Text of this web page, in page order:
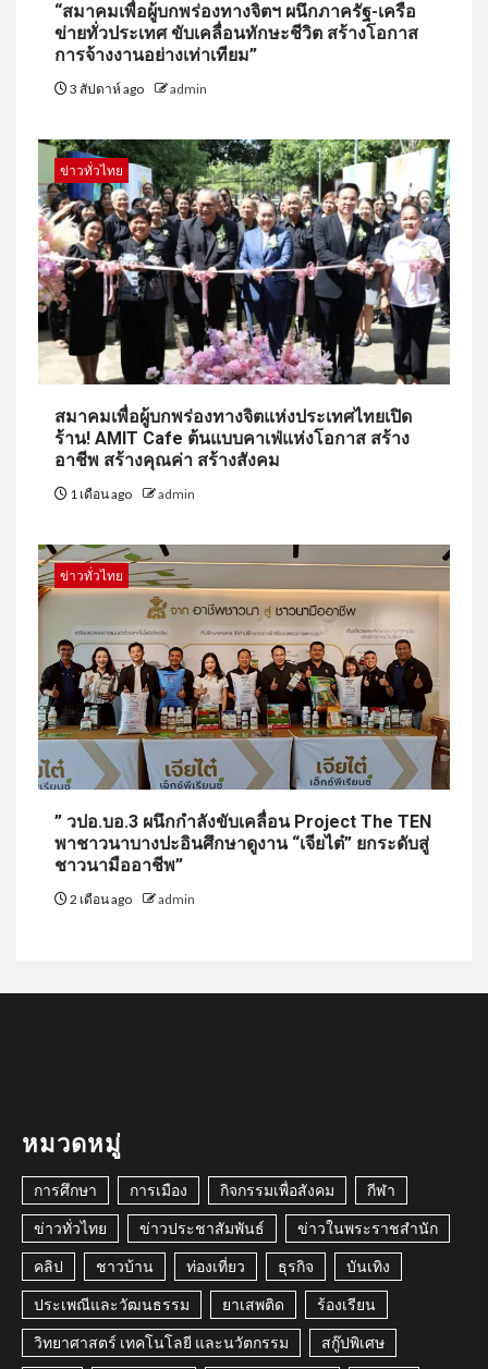
“สมาคมเพื่อผู้บกพร่องทางจิตฯ ผนึกภาครัฐ-เครือ
ข่ายทั่วประเทศ ขับเคลื่อนทักษะชีวิต สร้างโอกาส
การจ้างงานอย่างเท่าเทียม”
3 สัปดาห์ ago admin
ข่าวทั่วไทย
สมาคมเพื่อผู้บกพร่องทางจิตแห่งประเทศไทยเปิด
ร้าน! AMIT Cafe ต้นแบบคาเฟ่แห่งโอกาส สร้าง
อาชีพ สร้างคุณค่า สร้างสังคม
1 เดือน ago admin
ข่าวทั่วไทย
” วปอ.บอ.3 ผนึกกำลังขับเคลื่อน Project The TEN
พาชาวนาบางปะอินศึกษาดูงาน “เจียไต๋” ยกระดับสู่
ชาวนามืออาชีพ”
2 เดือน ago admin
หมวดหมู่
การศึกษา การเมือง กิจกรรมเพื่อสังคม กีฬา
ข่าวทั่วไทย ข่าวประชาสัมพันธ์ ข่าวในพระราชสำนัก
คลิป ชาวบ้าน ท่องเที่ยว ธุรกิจ บันเทิง
ประเพณีและวัฒนธรรม ยาเสพติด ร้องเรียน
วิทยาศาสตร์ เทคโนโลยี และนวัตกรรม สกู๊ปพิเศษ